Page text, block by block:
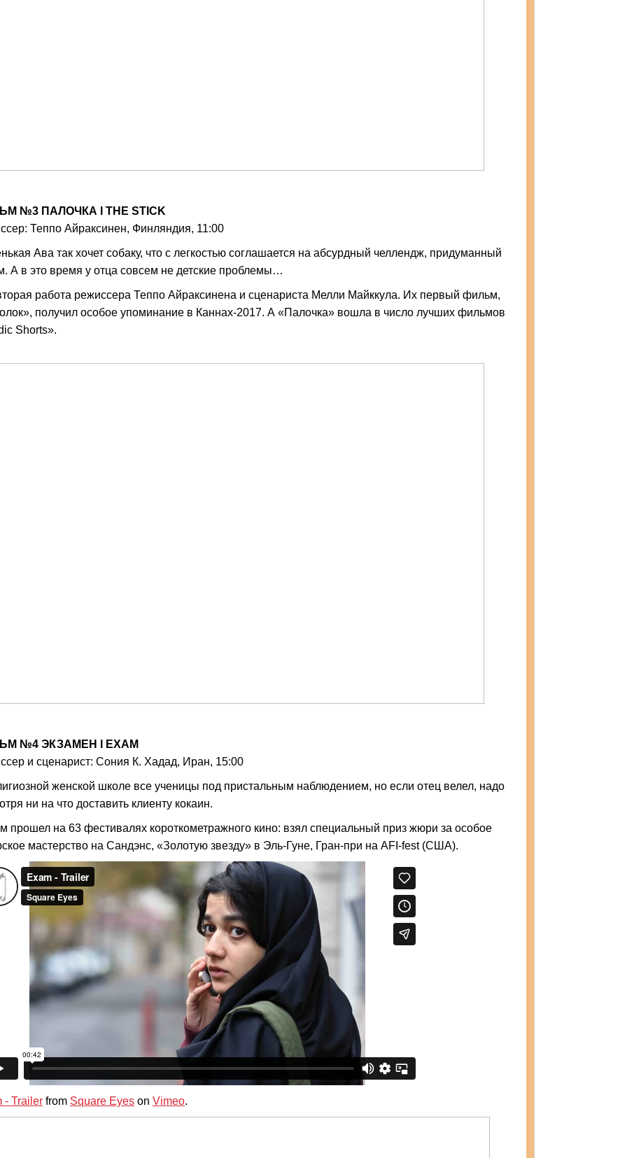
№3 ПАЛОЧКА l THE STICK
Теппо Айраксинен, Финляндия, 11:00
Ава так хочет собаку, что с легкостью соглашается на абсурдный челлендж, придуманный
А в это время у отца совсем не детские проблемы…
работа режиссера Теппо Айраксинена и сценариста Мелли Майккула. Их первый фильм,
получил особое упоминание в Каннах-2017. А «Палочка» вошла в число лучших фильмов
Shorts».
№4 ЭКЗАМЕН
EXAM
и сценарист: Сония К. Хадад, Иран, 15:00
женской школе все ученицы под пристальным наблюдением, но если отец велел, надо
ни на что доставить клиенту кокаин.
прошел на 63 фестивалях короткометражного кино: взял специальный приз жюри за особое
мастерство на Сандэнс, «Золотую звезду» в Эль-Гуне, Гран-при на AFI-fest (США).
- Trailer from Square Eyes on Vimeo.